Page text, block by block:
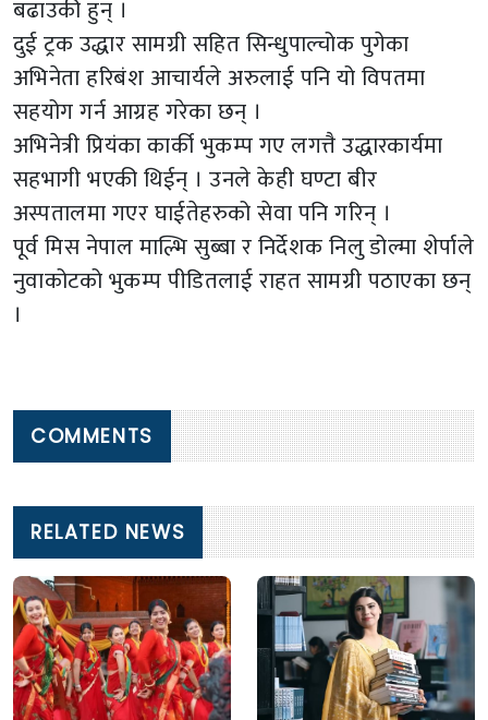
बढाउकी हुन् ।
दुई ट्रक उद्धार सामग्री सहित सिन्धुपाल्चोक पुगेका
अभिनेता हरिबंश आचार्यले अरुलाई पनि यो विपतमा
सहयोग गर्न आग्रह गरेका छन् ।
अभिनेत्री प्रियंका कार्की भुकम्प गए लगत्तै उद्धारकार्यमा
सहभागी भएकी थिईन् । उनले केही घण्टा बीर
अस्पतालमा गएर घाईतेहरुको सेवा पनि गरिन् ।
पूर्व मिस नेपाल माल्भि सुब्बा र निर्देशक निलु डोल्मा शेर्पाले
नुवाकोटको भुकम्प पीडितलाई राहत सामग्री पठाएका छन्
।
COMMENTS
RELATED NEWS